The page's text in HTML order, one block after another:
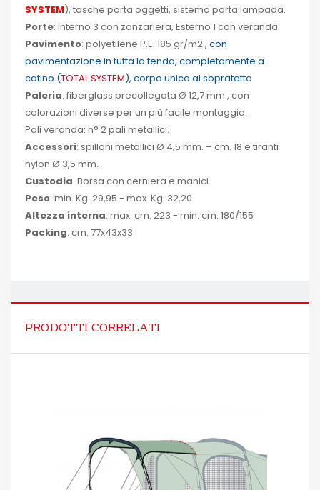
SYSTEM), tasche porta oggetti, sistema porta lampada.
Porte: Interno 3 con zanzariera, Esterno 1 con veranda.
Pavimento: polyetilene P.E. 185 gr/m2., con
pavimentazione in tutta la tenda, completamente a
catino (TOTAL SYSTEM), corpo unico al sopratetto
Paleria: fiberglass precollegata Ø 12,7 mm., con
colorazioni diverse per un più facile montaggio.
Pali veranda: n° 2 pali metallici.
Accessori: spilloni metallici Ø 4,5 mm. – cm. 18 e tiranti
nylon Ø 3,5 mm.
Custodia: Borsa con cerniera e manici.
Peso: min. Kg. 29,95 - max. Kg. 32,20
Altezza interna: max. cm. 223 - min. cm. 180/155
Packing: cm. 77x43x33
PRODOTTI CORRELATI